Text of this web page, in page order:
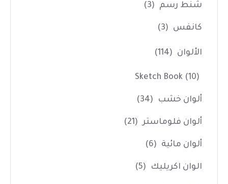
شنط رسم (3)
كانفس (3)
الألوان (114)
Sketch Book (10)
ألوان خشب (34)
ألوان فلوماستر (21)
ألوان مائية (6)
الوان اكريليك (5)